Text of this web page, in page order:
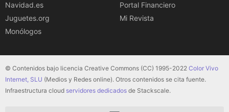
Navidad.es
Juguetes.org
Monólogos
Portal Financiero
Mi Revista
© Contenidos bajo licencia Creative Commons (CC) 1995-2022 Color Vivo
Internet, SLU (Medios y Redes online). Otros contenidos se cita fuente.
Infraestructura cloud servidores dedicados de Stackscale.